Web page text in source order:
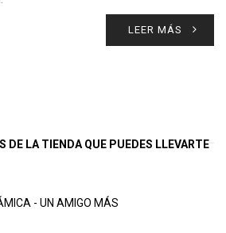
LEER MÁS
DE LA TIENDA QUE PUEDES LLEVARTE
- UN AMIGO MÁS